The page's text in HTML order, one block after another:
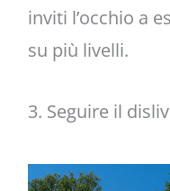
inviti l’occhio a
su più livelli.
3. Seguire il